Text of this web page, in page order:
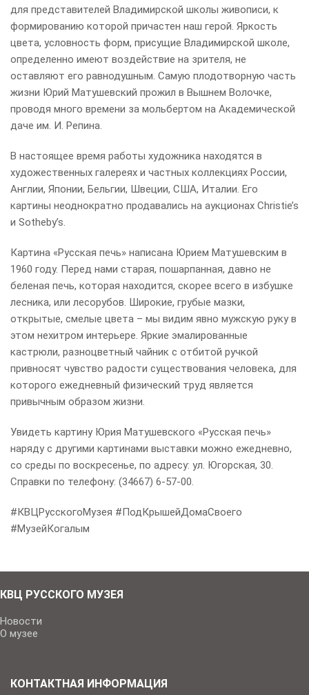
для представителей Владимирской школы живописи, к
формированию которой причастен наш герой. Яркость
цвета, условность форм, присущие Владимирской школе,
определенно имеют воздействие на зрителя, не
оставляют его равнодушным. Самую плодотворную часть
жизни Юрий Матушевский прожил в Вышнем Волочке,
проводя много времени за мольбертом на Академической
даче им. И. Репина.
В настоящее время работы художника находятся в
художественных галереях и частных коллекциях России,
Англии, Японии, Бельгии, Швеции, США, Италии. Его
картины неоднократно продавались на аукционах Christie’s
и Sotheby’s.
Картина «Русская печь» написана Юрием Матушевским в
1960 году. Перед нами старая, пошарпанная, давно не
беленая печь, которая находится, скорее всего в избушке
лесника, или лесорубов. Широкие, грубые мазки,
открытые, смелые цвета – мы видим явно мужскую руку в
этом нехитром интерьере. Яркие эмалированные
кастрюли, разноцветный чайник с отбитой ручкой
привносят чувство радости существования человека, для
которого ежедневный физический труд является
привычным образом жизни.
Увидеть картину Юрия Матушевского «Русская печь»
наряду с другими картинами выставки можно ежедневно,
со среды по воскресенье, по адресу: ул. Югорская, 30.
Справки по телефону: (34667) 6-57-00.
#КВЦРусскогоМузея #ПодКрышейДомаСвоего
#МузейКогалым
КВЦ РУССКОГО МУЗЕЯ
Новости
О музее
КОНТАКТНАЯ ИНФОРМАЦИЯ